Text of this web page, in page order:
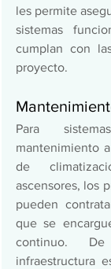
les permite
sistemas
cumplan con
proyecto.
Para
mantenimiento
de
ascensores, los
pueden
que se
continuo.
infraestructura